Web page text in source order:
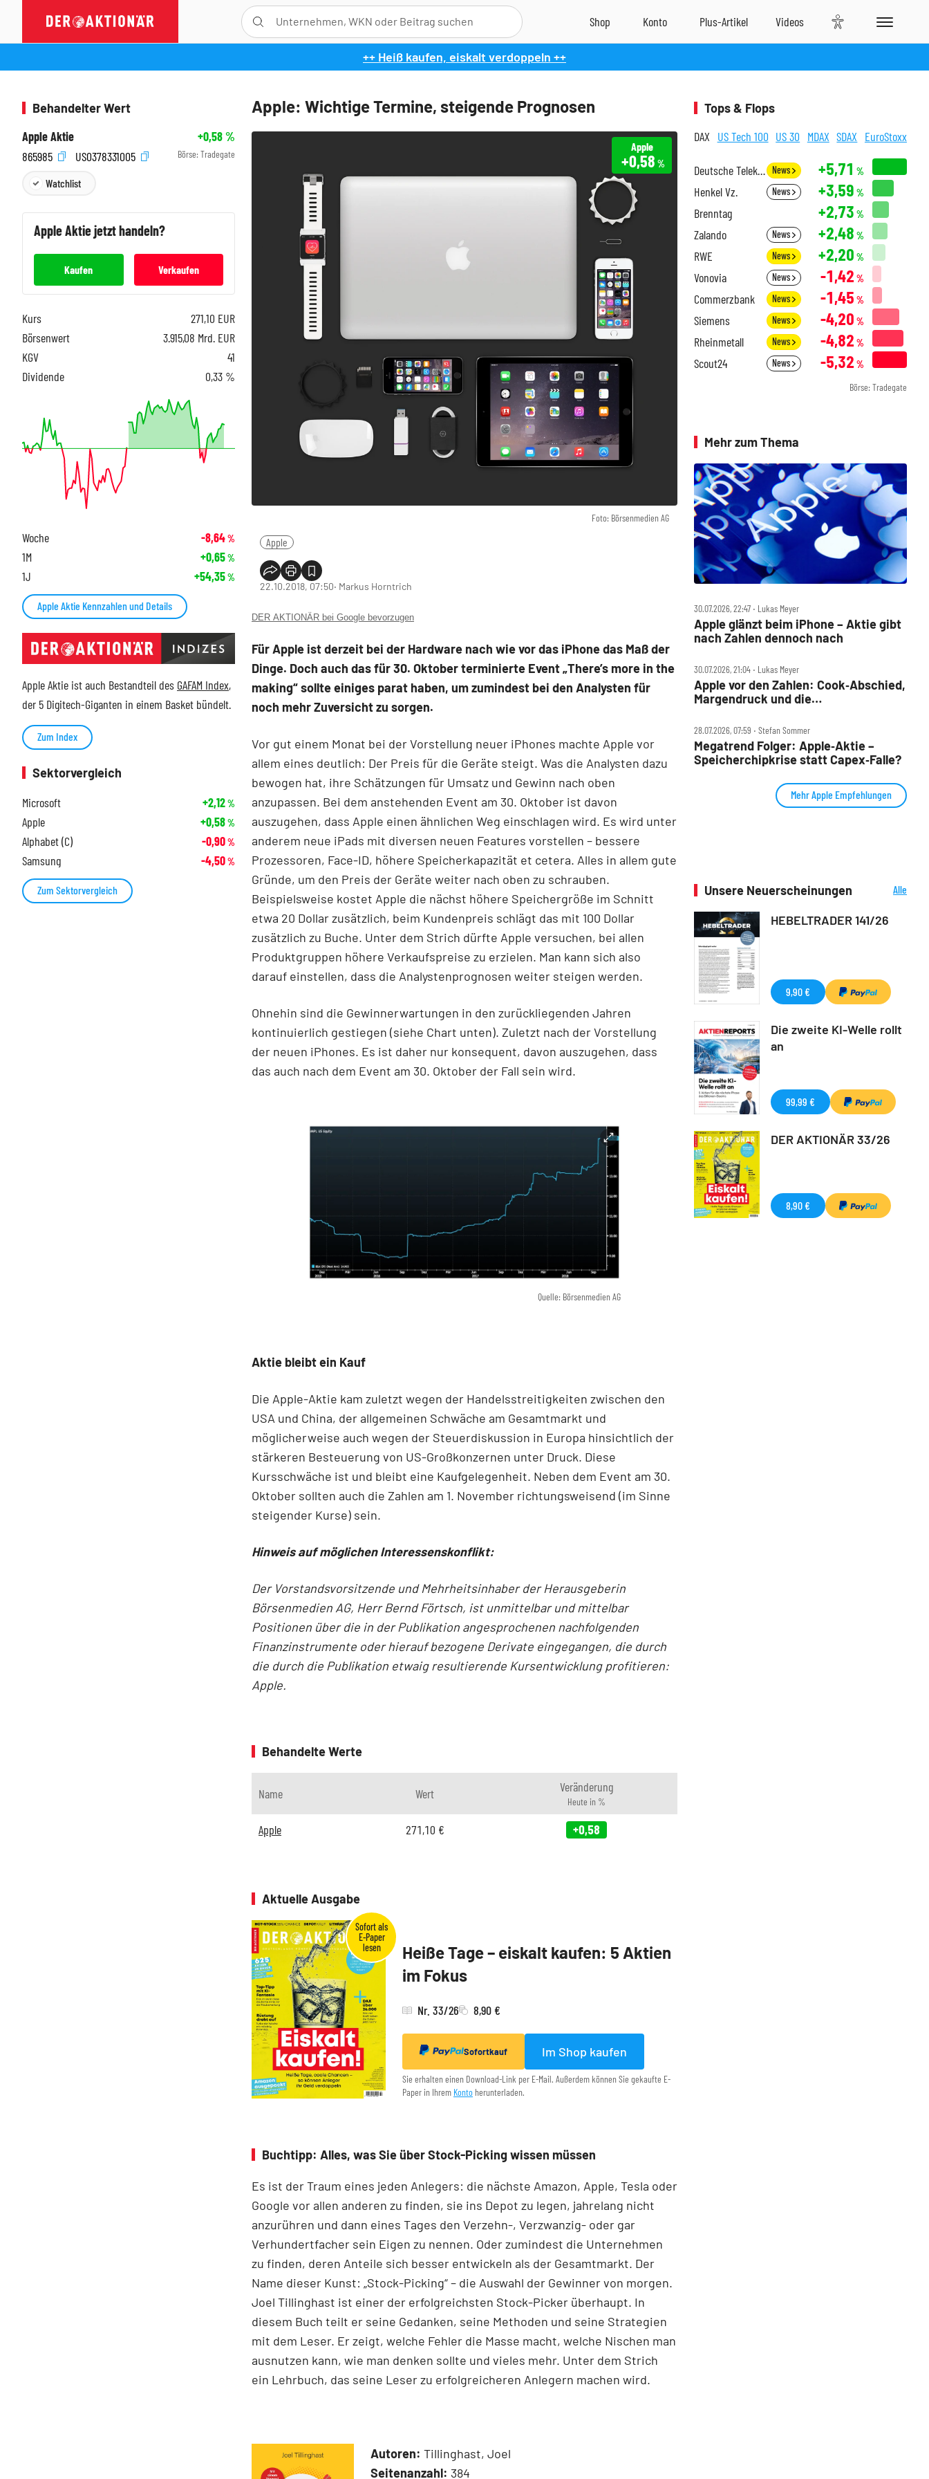
++ Heiß kaufen, eiskalt verdoppeln ++
Apple: Wichtige Termine, steigende Prognosen
Foto: Börsenmedien AG
Apple
+0,58 %
Apple
22.10.2018, 07:50‧ Markus Horntrich
DER AKTIONÄR bei Google bevorzugen
Für Apple ist derzeit bei der Hardware nach wie vor das iPhone das Maß der
Dinge. Doch auch das für 30. Oktober terminierte Event „There’s more in the
making“ sollte einiges parat haben, um zumindest bei den Analysten für
noch mehr Zuversicht zu sorgen.
Vor gut einem Monat bei der Vorstellung neuer iPhones machte Apple vor
allem eines deutlich: Der Preis für die Geräte steigt. Was die Analysten dazu
bewogen hat, ihre Schätzungen für Umsatz und Gewinn nach oben
anzupassen. Bei dem anstehenden Event am 30. Oktober ist davon
auszugehen, dass Apple einen ähnlichen Weg einschlagen wird. Es wird unter
anderem neue iPads mit diversen neuen Features vorstellen – bessere
Prozessoren, Face-ID, höhere Speicherkapazität et cetera. Alles in allem gute
Gründe, um den Preis der Geräte weiter nach oben zu schrauben.
Beispielsweise kostet Apple die nächst höhere Speichergröße im Schnitt
etwa 20 Dollar zusätzlich, beim Kundenpreis schlägt das mit 100 Dollar
zusätzlich zu Buche. Unter dem Strich dürfte Apple versuchen, bei allen
Produktgruppen höhere Verkaufspreise zu erzielen. Man kann sich also
darauf einstellen, dass die Analystenprognosen weiter steigen werden.
Ohnehin sind die Gewinnerwartungen in den zurückliegenden Jahren
kontinuierlich gestiegen (siehe Chart unten). Zuletzt nach der Vorstellung
der neuen iPhones. Es ist daher nur konsequent, davon auszugehen, dass
das auch nach dem Event am 30. Oktober der Fall sein wird.
Quelle: Börsenmedien AG
Aktie bleibt ein Kauf
Die Apple-Aktie kam zuletzt wegen der Handelsstreitigkeiten zwischen den
USA und China, der allgemeinen Schwäche am Gesamtmarkt und
möglicherweise auch wegen der Steuerdiskussion in Europa hinsichtlich der
stärkeren Besteuerung von US-Großkonzernen unter Druck. Diese
Kursschwäche ist und bleibt eine Kaufgelegenheit. Neben dem Event am 30.
Oktober sollten auch die Zahlen am 1. November richtungsweisend (im Sinne
steigender Kurse) sein.
Hinweis auf möglichen Interessenskonflikt:
Der Vorstandsvorsitzende und Mehrheitsinhaber der Herausgeberin
Börsenmedien AG, Herr Bernd Förtsch, ist unmittelbar und mittelbar
Positionen über die in der Publikation angesprochenen nachfolgenden
Finanzinstrumente oder hierauf bezogene Derivate eingegangen, die durch
die durch die Publikation etwaig resultierende Kursentwicklung profitieren:
Apple.
Behandelte Werte
Name Wert Veränderung
Heute in %
Apple 271,10 € +0,58
Aktuelle Ausgabe
Heiße Tage – eiskalt kaufen: 5 Aktien
im Fokus
Nr. 33/26 8,90 €
Sofortkauf Im Shop kaufen
Sie erhalten einen Download-Link per E-Mail. Außerdem können Sie gekaufte E-
Paper in Ihrem Konto herunterladen.
Buchtipp: Alles, was Sie über Stock-Picking wissen müssen
Es ist der Traum eines jeden Anlegers: die nächste Amazon, Apple, Tesla oder
Google vor allen anderen zu finden, sie ins Depot zu legen, jahrelang nicht
anzurühren und dann eines Tages den Verzehn-, Verzwanzig- oder gar
Verhundertfacher sein Eigen zu nennen. Oder zumindest die Unternehmen
zu finden, deren Anteile sich besser entwickeln als der Gesamtmarkt. Der
Name dieser Kunst: „Stock-Picking“ – die Auswahl der Gewinner von morgen.
Joel Tillinghast ist einer der erfolgreichsten Stock-Picker überhaupt. In
diesem Buch teilt er seine Gedanken, seine Methoden und seine Strategien
mit dem Leser. Er zeigt, welche Fehler die Masse macht, welche Nischen man
ausnutzen kann, wie man denken sollte und vieles mehr. Unter dem Strich
ein Lehrbuch, das seine Leser zu erfolgreicheren Anlegern machen wird.
Autoren: Tillinghast, Joel
Seitenanzahl: 384
Behandelter Wert
Apple Aktie
+0,58%
865985
US0378331005 Börse: Tradegate
Watchlist
AppleAktie jetzt handeln?
Kaufen Verkaufen
Kurs 271,10 EUR
Börsenwert
3.915,08 Mrd. EUR
KGV
41
Dividende
0,33 %
Woche -8,64%
1M +0,65%
1J +54,35%
Apple Aktie Kennzahlen und Details
Apple Aktie ist auch Bestandteil des GAFAM Index,
der 5 Digitech-Giganten in einem Basket bündelt.
Zum Index
Sektorvergleich
Microsoft
+2,12%
Apple +0,58%
Alphabet (C) -0,90%
Samsung -4,50%
Zum Sektorvergleich
Tops & Flops
DAX US Tech 100 US 30 MDAX SDAX EuroStoxx
Deutsche Telekom News +5,71 %
Henkel Vz. News +3,59 %
Brenntag +2,73 %
Zalando News +2,48 %
RWE News +2,20 %
Vonovia News -1,42 %
Commerzbank News -1,45 %
Siemens News -4,20 %
Rheinmetall News -4,82 %
Scout24 News -5,32 %
Börse: Tradegate
Mehr zum Thema
30.07.2026, 22:47 ‧ Lukas Meyer
Apple glänzt beim iPhone – Aktie gibt
nach Zahlen dennoch nach
30.07.2026, 21:04 ‧ Lukas Meyer
Apple vor den Zahlen: Cook‑Abschied,
Margendruck und die
28.07.2026, 07:59 ‧ Stefan Sommer
Megatrend Folger: Apple‑Aktie –
Speicherchipkrise statt Capex‑Falle?
Mehr Apple Empfehlungen
Unsere Neuerscheinungen
Alle
HEBELTRADER 141/26
9,90 €
Die zweite KI-Welle rollt
an
99,99 €
DER AKTIONÄR 33/26
8,90 €